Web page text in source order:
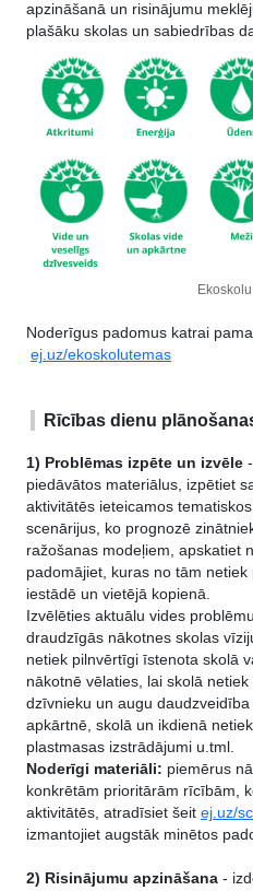
apzināšanā un risinājumu
plašāku skolas un sabiedrības
Noderīgus padomus katrai
ej.uz/ekoskolutemas
Rīcības dienu
1) Problēmas izpēte un izvēle
piedāvātos materiālus, izpētiet
aktivitātēs ieteicamos
scenārijus, ko prognozē
ražošanas modeļiem, apskatiet
padomājiet, kuras no tām
iestādē un vietējā kopienā.
Izvēlēties aktuālu vides
draudzīgās nākotnes skolas
netiek pilnvērtīgi īstenota skolā
nākotnē vēlaties, lai skolā
dzīvnieku un augu
apkārtnē, skolā un ikdienā
plastmasas izstrādājumi u.tml.
Noderīgi materiāli: piemērus
konkrētām prioritārām rīcībām,
aktivitātēs, atradīsiet šeit ej.uz/
izmantojiet augstāk minētos
2) Risinājumu apzināšana -